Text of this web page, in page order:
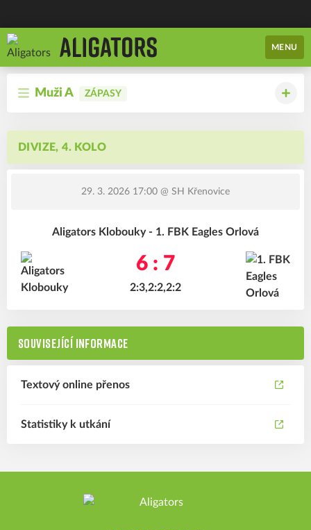
MENU
Muži A ZÁPASY
DIVIZE, 4. KOLO
29. 3. 2026 17:00 @ SH Křenovice
Aligators Klobouky - 1. FBK Eagles Orlová
6 : 7
2:3,2:2,2:2
SOUVISEJÍCÍ INFORMACE
Textový online přenos
Statistiky k utkání